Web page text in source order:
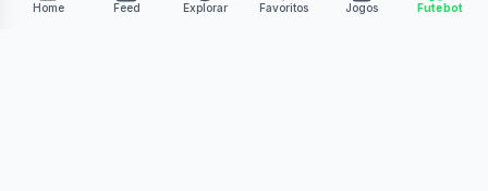
Home Feed Explorar Favoritos Jogos Futebot